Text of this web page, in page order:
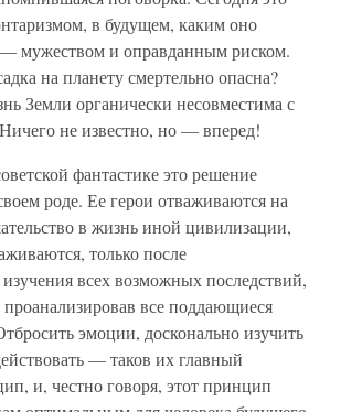
в будущем, каким оно
— мужеством и оправданным риском.
на планету смертельно опасна?
Земли органически несовместима с
не известно, но — вперед!
фантастике это решение
роде. Ее герои отваживаются на
в жизнь иной цивилизации,
только после
всех возможных последствий,
проанализировав все поддающиеся
эмоции, досконально изучить
— таков их главный
и, честно говоря, этот принцип